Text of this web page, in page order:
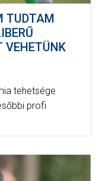
TUDTAM
VEHETÜNK
tehetsége
profi